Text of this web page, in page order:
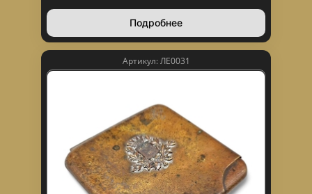
Подробнее
Артикул: ЛЕ0031